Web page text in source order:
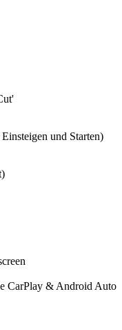
und Starten)
CarPlay & Android Auto